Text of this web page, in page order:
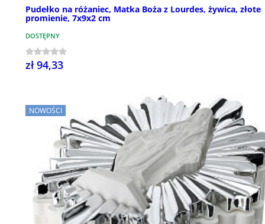
Pudełko na różaniec, Matka Boża z Lourdes, żywica, złote
promienie, 7x9x2 cm
DOSTĘPNY
zł 94,33
NOWOŚCI